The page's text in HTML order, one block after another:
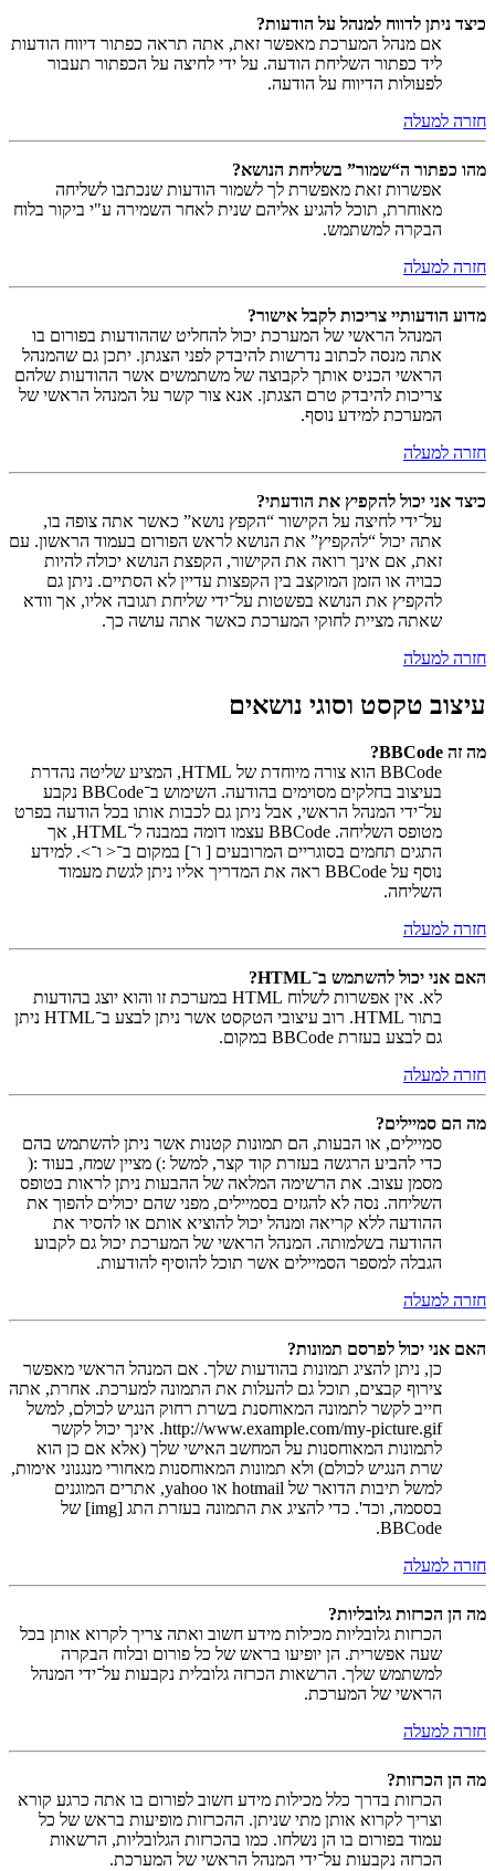
כיצד ניתן לדווח למנהל על הודעות?
אם מנהל המערכת מאפשר זאת, אתה תראה כפתור דיווח הודעות
ליד כפתור השליחת הודעה. על ידי לחיצה על הכפתור תעבור
לפעולות הדיווח על הודעה.
חזרה למעלה
מהו כפתור ה“שמור” בשליחת הנושא?
אפשרות זאת מאפשרת לך לשמור הודעות שנכתבו לשליחה
מאוחרת, תוכל להגיע אליהם שנית לאחר השמירה ע"י ביקור בלוח
הבקרה למשתמש.
חזרה למעלה
מדוע הודעותיי צריכות לקבל אישור?
המנהל הראשי של המערכת יכול להחליט שההודעות בפורום בו
אתה מנסה לכתוב נדרשות להיבדק לפני הצגתן. יתכן גם שהמנהל
הראשי הכניס אותך לקבוצה של משתמשים אשר ההודעות שלהם
צריכות להיבדק טרם הצגתן. אנא צור קשר על המנהל הראשי של
המערכת למידע נוסף.
חזרה למעלה
כיצד אני יכול להקפיץ את הודעתי?
על־ידי לחיצה על הקישור “הקפץ נושא” כאשר אתה צופה בו,
אתה יכול “להקפיץ” את הנושא לראש הפורום בעמוד הראשון. עם
זאת, אם אינך רואה את הקישור, הקפצת הנושא יכולה להיות
כבויה או הזמן המוקצב בין הקפצות עדיין לא הסתיים. ניתן גם
להקפיץ את הנושא בפשטות על־ידי שליחת תגובה אליו, אך וודא
שאתה מציית לחוקי המערכת כאשר אתה עושה כך.
חזרה למעלה
עיצוב טקסט וסוגי נושאים
מה זה BBCode?
BBCode הוא צורה מיוחדת של HTML, המציע שליטה נהדרת
בעיצוב בחלקים מסוימים בהודעה. השימוש ב־BBCode נקבע
על־ידי המנהל הראשי, אבל ניתן גם לכבות אותו בכל הודעה בפרט
מטופס השליחה. BBCode עצמו דומה במבנה ל־HTML, אך
התגים תחמים בסוגריים המרובעים [ ו־] במקום ב־< ו־>. למידע
נוסף על BBCode ראה את המדריך אליו ניתן לגשת מעמוד
השליחה.
חזרה למעלה
האם אני יכול להשתמש ב־HTML?
לא. אין אפשרות לשלוח HTML במערכת זו והוא יוצג בהודעות
בתור HTML. רוב עיצובי הטקסט אשר ניתן לבצע ב־HTML ניתן
גם לבצע בעזרת BBCode במקום.
חזרה למעלה
מה הם סמיילים?
סמיילים, או הבעות, הם תמונות קטנות אשר ניתן להשתמש בהם
כדי להביע הרגשה בעזרת קוד קצר, למשל :) מציין שמח, בעוד :(
מסמן עצוב. את הרשימה המלאה של ההבעות ניתן לראות בטופס
השליחה. נסה לא להגזים בסמיילים, מפני שהם יכולים להפוך את
ההודעה ללא קריאה ומנהל יכול להוציא אותם או להסיר את
ההודעה בשלמותה. המנהל הראשי של המערכת יכול גם לקבוע
הגבלה למספר הסמיילים אשר תוכל להוסיף להודעות.
חזרה למעלה
האם אני יכול לפרסם תמונות?
כן, ניתן להציג תמונות בהודעות שלך. אם המנהל הראשי מאפשר
צירוף קבצים, תוכל גם להעלות את התמונה למערכת. אחרת, אתה
חייב לקשר לתמונה המאוחסנת בשרת רחוק הנגיש לכולם, למשל
http://www.example.com/my-picture.gif. אינך יכול לקשר
לתמונות המאוחסנות על המחשב האישי שלך (אלא אם כן הוא
שרת הנגיש לכולם) ולא תמונות המאוחסנות מאחורי מנגנוני אימות,
למשל תיבות הדואר של hotmail או yahoo, אתרים המוגנים
בססמה, וכד'. כדי להציג את התמונה בעזרת התג [img] של
BBCode.
חזרה למעלה
מה הן הכרזות גלובליות?
הכרזות גלובליות מכילות מידע חשוב ואתה צריך לקרוא אותן בכל
שעה אפשרית. הן יופיעו בראש של כל פורום ובלוח הבקרה
למשתמש שלך. הרשאות הכרזה גלובלית נקבעות על־ידי המנהל
הראשי של המערכת.
חזרה למעלה
מה הן הכרזות?
הכרזות בדרך כלל מכילות מידע חשוב לפורום בו אתה כרגע קורא
וצריך לקרוא אותן מתי שניתן. ההכרזות מופיעות בראש של כל
עמוד בפורום בו הן נשלחו. כמו בהכרזות הגלובליות, הרשאות
הכרזה נקבעות על־ידי המנהל הראשי של המערכת.